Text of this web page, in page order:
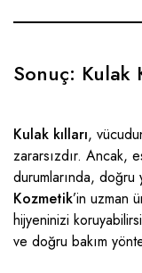
Sonuç: Kulak
Kulak kılları,
zararsızdır. Ancak,
durumlarında, doğru
Kozmetik’in uzman
hijyeninizi
ve doğru bakım